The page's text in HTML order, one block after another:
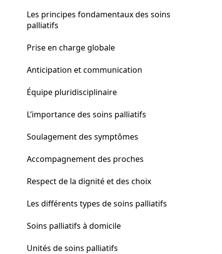
Les principes fondamentaux des soins
palliatifs
Prise en charge globale
Anticipation et communication
Équipe pluridisciplinaire
L’importance des soins palliatifs
Soulagement des symptômes
Accompagnement des proches
Respect de la dignité et des choix
Les différents types de soins palliatifs
Soins palliatifs à domicile
Unités de soins palliatifs